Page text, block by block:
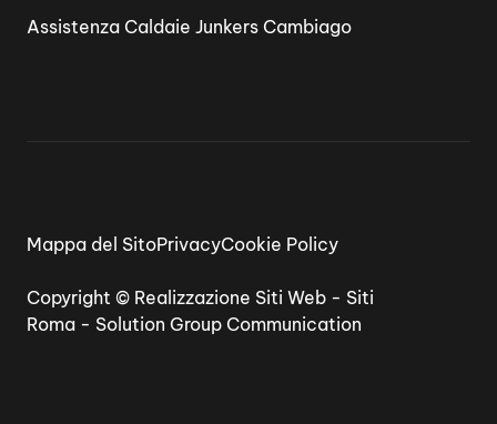
Assistenza Caldaie Junkers Cambiago
Copyright © Realizzazione Siti Web - Siti
Roma - Solution Group Communication
Mappa del SitoPrivacyCookie Policy